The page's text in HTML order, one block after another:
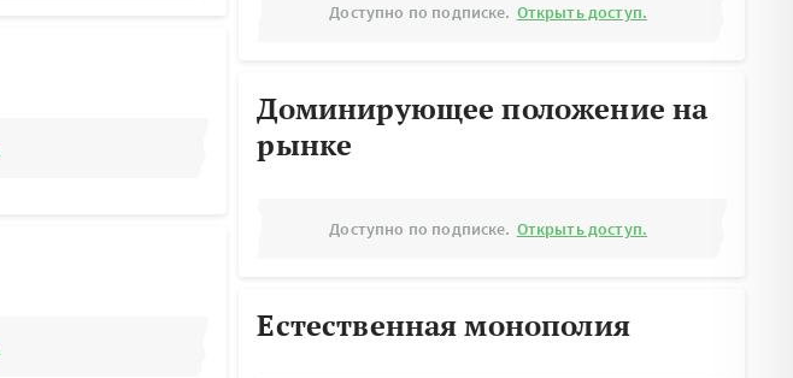
Доступно по подписке. Открыть доступ.
Доминирующее положение на
рынке
Доступно по подписке. Открыть доступ.
Естественная монополия